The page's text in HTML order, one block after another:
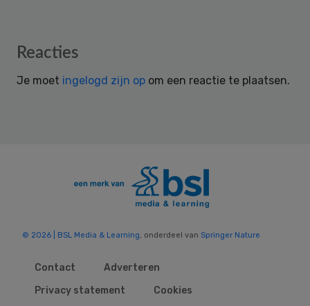
Reader
Reacties
Je moet ingelogd zijn op om een reactie te plaatsen.
© 2026 | BSL Media & Learning , onderdeel van Springer Nature
Contact
Adverteren
Privacy statement
Cookies